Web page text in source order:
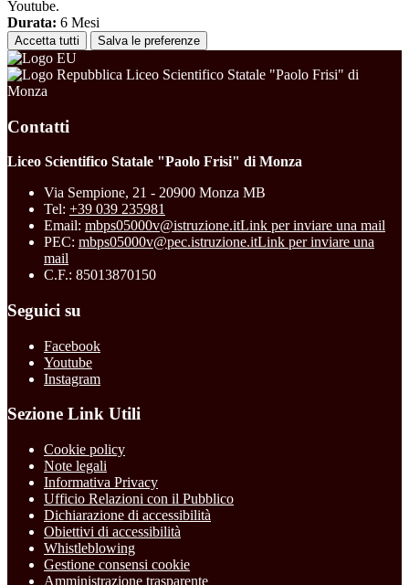
Youtube.
Durata: 6 Mesi
Accetta tutti Salva le preferenze
Liceo Scientifico Statale "Paolo Frisi" di
Monza
Contatti
Liceo Scientifico Statale "Paolo Frisi" di Monza
Via Sempione, 21 - 20900 Monza MB
Tel: +39 039 235981
Email: mbps05000v@istruzione.itLink per inviare una mail
PEC: mbps05000v@pec.istruzione.itLink per inviare una
mail
C.F.: 85013870150
Seguici su
Facebook
Youtube
Instagram
Sezione Link Utili
Cookie policy
Note legali
Informativa Privacy
Ufficio Relazioni con il Pubblico
Dichiarazione di accessibilità
Obiettivi di accessibilità
Whistleblowing
Gestione consensi cookie
Amministrazione trasparente